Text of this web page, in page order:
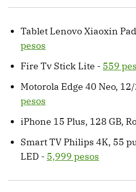
Tablet Lenovo Xiaoxin
pesos
Fire Tv Stick Lite - 559
Motorola Edge 40 Neo,
pesos
iPhone 15 Plus, 128 GB,
Smart TV Philips 4K, 55
LED - 5,999 pesos